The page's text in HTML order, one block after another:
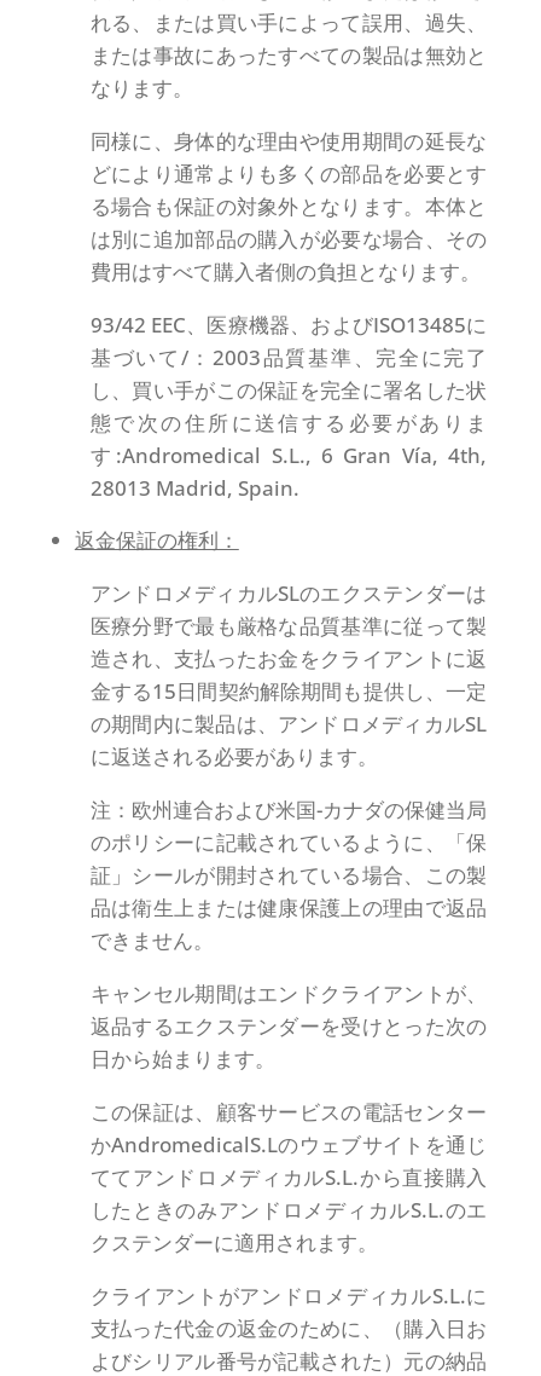
れる、または買い手によって誤用、過失、
または事故にあったすべての製品は無効と
なります。
同様に、身体的な理由や使用期間の延長な
どにより通常よりも多くの部品を必要とす
る場合も保証の対象外となります。本体と
は別に追加部品の購入が必要な場合、その
費用はすべて購入者側の負担となります。
93/42 EEC、医療機器、およびISO13485に
基づいて/：2003品質基準、完全に完了
し、買い手がこの保証を完全に署名した状
態で次の住所に送信する必要がありま
す:Andromedical S.L., 6 Gran Vía, 4th,
28013 Madrid, Spain.
返金保証の権利：
アンドロメディカルSLのエクステンダーは
医療分野で最も厳格な品質基準に従って製
造され、支払ったお金をクライアントに返
金する15日間契約解除期間も提供し、一定
の期間内に製品は、アンドロメディカルSL
に返送される必要があります。
注：欧州連合および米国-カナダの保健当局
のポリシーに記載されているように、「保
証」シールが開封されている場合、この製
品は衛生上または健康保護上の理由で返品
できません。
キャンセル期間はエンドクライアントが、
返品するエクステンダーを受けとった次の
日から始まります。
この保証は、顧客サービスの電話センター
かAndromedicalS.Lのウェブサイトを通じ
ててアンドロメディカルS.L.から直接購入
したときのみアンドロメディカルS.L.のエ
クステンダーに適用されます。
クライアントがアンドロメディカルS.L.に
支払った代金の返金のために、（購入日お
よびシリアル番号が記載された）元の納品